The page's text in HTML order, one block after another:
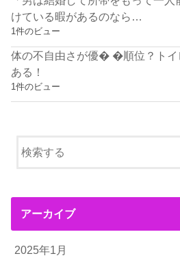
けている暇があるのなら…
1件のビュー
体の不自由さが優� �順位？トイ
ある！
1件のビュー
アーカイブ
2025年1月